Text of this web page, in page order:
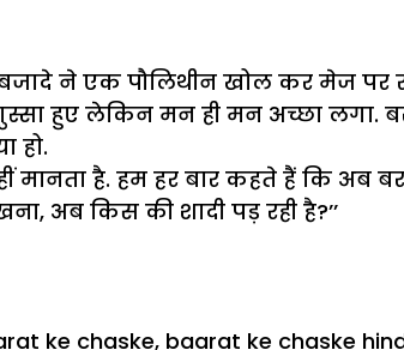
ने एक पौलिथीन खोल कर मेज पर
हुए लेकिन मन ही मन अच्छा
हो.
मानता है. हम हर बार कहते हैं कि
अब किस की शादी पड़ रही है?’’
ke chaske, baarat ke chaske